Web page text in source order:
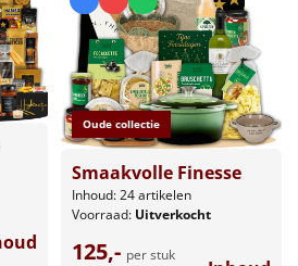
Oude collectie
Smaakvolle Finesse
Inhoud: 24 artikelen
Voorraad: Uitverkocht
125,- per stuk